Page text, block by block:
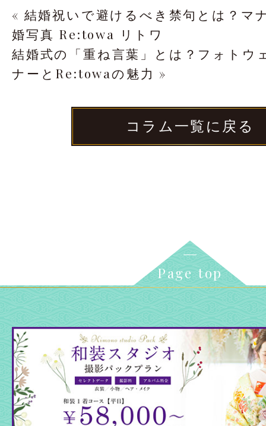
« 結婚祝いで避けるべき禁句とは？マ
婚写真 Re:towa リトワ
結婚式の「重ね言葉」とは？フォトウ
ナーとRe:towaの魅力 »
コラム一覧に戻る
Page top